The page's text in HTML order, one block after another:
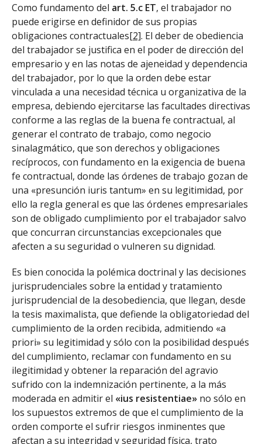
Como fundamento del art. 5.c ET, el trabajador no
puede erigirse en definidor de sus propias
obligaciones contractuales[2]. El deber de obediencia
del trabajador se justifica en el poder de dirección del
empresario y en las notas de ajeneidad y dependencia
del trabajador, por lo que la orden debe estar
vinculada a una necesidad técnica u organizativa de la
empresa, debiendo ejercitarse las facultades directivas
conforme a las reglas de la buena fe contractual, al
generar el contrato de trabajo, como negocio
sinalagmático, que son derechos y obligaciones
recíprocos, con fundamento en la exigencia de buena
fe contractual, donde las órdenes de trabajo gozan de
una «presunción iuris tantum» en su legitimidad, por
ello la regla general es que las órdenes empresariales
son de obligado cumplimiento por el trabajador salvo
que concurran circunstancias excepcionales que
afecten a su seguridad o vulneren su dignidad.
Es bien conocida la polémica doctrinal y las decisiones
jurisprudenciales sobre la entidad y tratamiento
jurisprudencial de la desobediencia, que llegan, desde
la tesis maximalista, que defiende la obligatoriedad del
cumplimiento de la orden recibida, admitiendo «a
priori» su legitimidad y sólo con la posibilidad después
del cumplimiento, reclamar con fundamento en su
ilegitimidad y obtener la reparación del agravio
sufrido con la indemnización pertinente, a la más
moderada en admitir el «ius resistentiae» no sólo en
los supuestos extremos de que el cumplimiento de la
orden comporte el sufrir riesgos inminentes que
afectan a su integridad y seguridad física, trato